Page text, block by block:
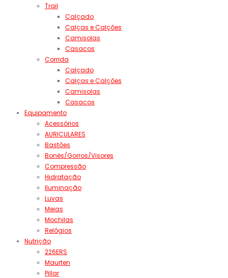
Trail
Calçado
Calças e Calções
Camisolas
Casacos
Corrida
Calçado
Calças e Calções
Camisolas
Casacos
Equipamento
Acessórios
AURICULARES
Bastões
Bonés/Gorros/Visores
Compressão
Hidratação
Iluminação
Luvas
Meias
Mochilas
Relógios
Nutrição
226ERS
Maurten
Pillar